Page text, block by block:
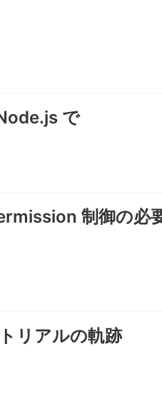
で
制御の必
リアルの軌跡